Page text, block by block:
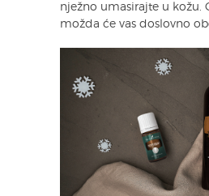
nježno umasirajte u kožu.
možda će vas doslovno